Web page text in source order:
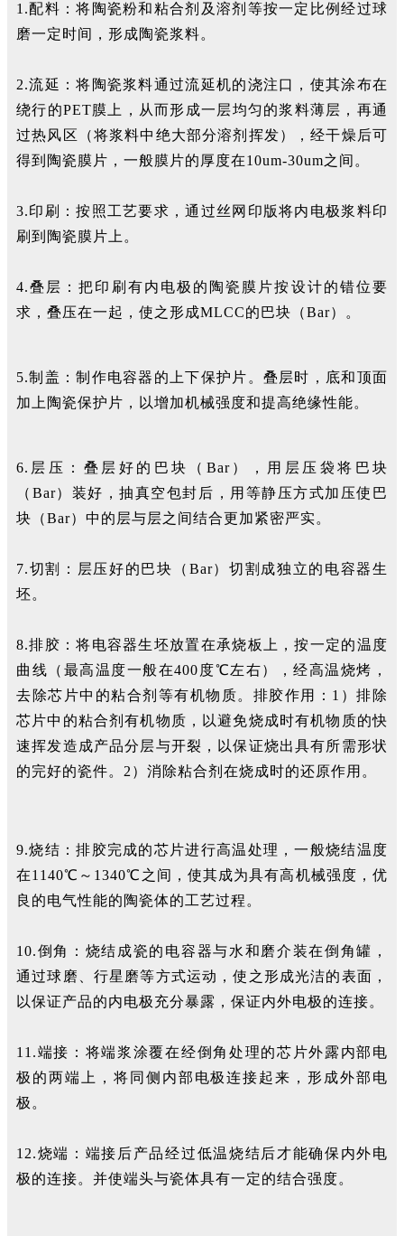
1.配料：将陶瓷粉和粘合剂及溶剂等按一定比例经过球
磨一定时间，形成陶瓷浆料。
2.流延：将陶瓷浆料通过流延机的浇注口，使其涂布在
绕行的PET膜上，从而形成一层均匀的浆料薄层，再通
过热风区（将浆料中绝大部分溶剂挥发），经干燥后可
得到陶瓷膜片，一般膜片的厚度在10um-30um之间。
3.印刷：按照工艺要求，通过丝网印版将内电极浆料印
刷到陶瓷膜片上。
4.叠层：把印刷有内电极的陶瓷膜片按设计的错位要
求，叠压在一起，使之形成MLCC的巴块（Bar）。
5.制盖：制作电容器的上下保护片。叠层时，底和顶面
加上陶瓷保护片，以增加机械强度和提高绝缘性能。
6.层压：叠层好的巴块（Bar），用层压袋将巴块
（Bar）装好，抽真空包封后，用等静压方式加压使巴
块（Bar）中的层与层之间结合更加紧密严实。
7.切割：层压好的巴块（Bar）切割成独立的电容器生
坯。
8.排胶：将电容器生坯放置在承烧板上，按一定的温度
曲线（最高温度一般在400度℃左右），经高温烧烤，
去除芯片中的粘合剂等有机物质。排胶作用：1）排除
芯片中的粘合剂有机物质，以避免烧成时有机物质的快
速挥发造成产品分层与开裂，以保证烧出具有所需形状
的完好的瓷件。2）消除粘合剂在烧成时的还原作用。
9.烧结：排胶完成的芯片进行高温处理，一般烧结温度
在1140℃～1340℃之间，使其成为具有高机械强度，优
良的电气性能的陶瓷体的工艺过程。
10.倒角：烧结成瓷的电容器与水和磨介装在倒角罐，
通过球磨、行星磨等方式运动，使之形成光洁的表面，
以保证产品的内电极充分暴露，保证内外电极的连接。
11.端接：将端浆涂覆在经倒角处理的芯片外露内部电
极的两端上，将同侧内部电极连接起来，形成外部电
极。
12.烧端：端接后产品经过低温烧结后才能确保内外电
极的连接。并使端头与瓷体具有一定的结合强度。